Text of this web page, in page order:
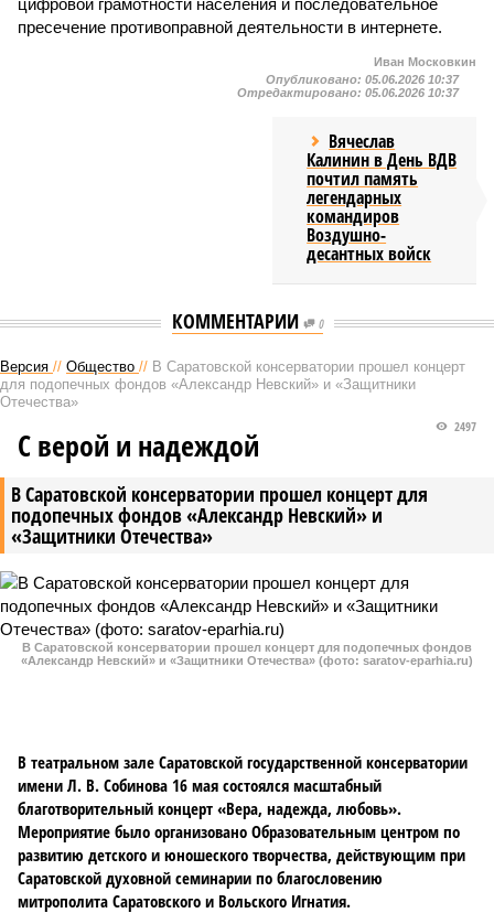
цифровой грамотности населения и последовательное
пресечение противоправной деятельности в интернете.
Иван Московкин
Опубликовано: 05.06.2026 10:37
Отредактировано: 05.06.2026 10:37
Вячеслав
Калинин в День ВДВ
почтил память
легендарных
командиров
Воздушно-
десантных войск
КОММЕНТАРИИ 0
Версия // Общество // В Саратовской консерватории прошел концерт
для подопечных фондов «Александр Невский» и «Защитники
Отечества»
В Саратовской консерватории прошел концерт для
подопечных фондов «Александр Невский» и
«Защитники Отечества»
2497
С верой и надеждой
В Саратовской консерватории прошел концерт для подопечных фондов
«Александр Невский» и «Защитники Отечества» (фото: saratov-eparhia.ru)
В театральном зале Саратовской государственной консерватории
имени Л. В. Собинова 16 мая состоялся масштабный
благотворительный концерт «Вера, надежда, любовь».
Мероприятие было организовано Образовательным центром по
развитию детского и юношеского творчества, действующим при
Саратовской духовной семинарии по благословению
митрополита Саратовского и Вольского Игнатия.